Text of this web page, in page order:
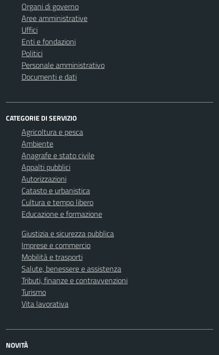
Organi di governo
Aree amministrative
Uffici
Enti e fondazioni
Politici
Personale amministrativo
Documenti e dati
CATEGORIE DI SERVIZIO
Agricoltura e pesca
Ambiente
Anagrafe e stato civile
Appalti pubblici
Autorizzazioni
Catasto e urbanistica
Cultura e tempo libero
Educazione e formazione
Giustizia e sicurezza pubblica
Imprese e commercio
Mobilità e trasporti
Salute, benessere e assistenza
Tributi, finanze e contravvenzioni
Turismo
Vita lavorativa
NOVITÀ